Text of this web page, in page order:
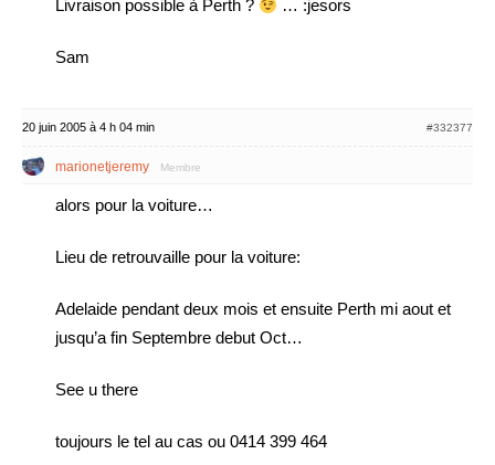
Livraison possible à Perth ? … :jesors
Sam
20 juin 2005 à 4 h 04 min #332377
marionetjeremy Membre
alors pour la voiture…
Lieu de retrouvaille pour la voiture:
Adelaide pendant deux mois et ensuite Perth mi aout et
jusqu’a fin Septembre debut Oct…
See u there
toujours le tel au cas ou 0414 399 464